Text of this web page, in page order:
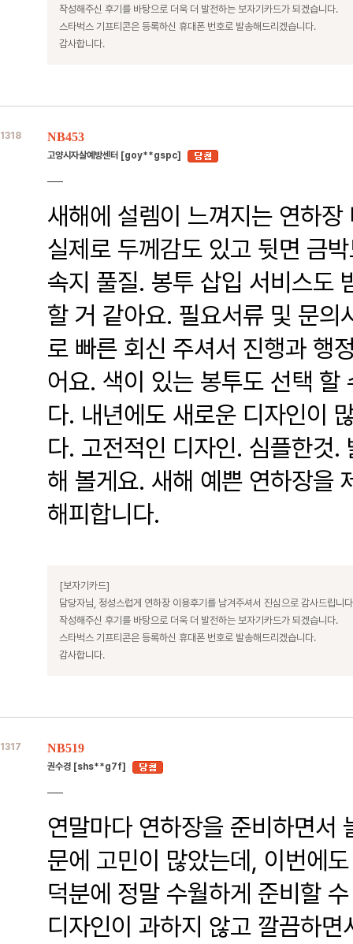
작성해주신 후기를 바탕으로 더욱 더 발전하는 보자기카드가 되겠습니다.
스타벅스 기프티콘은 등록하신 휴대폰 번호로 발송해드리겠습니다.
감사합니다.
1318 NB453
고양시자살예방센터 [goy**gspc]
새해에 설렘이 느껴지는 연하장
실제로 두께감도 있고 뒷면 금
속지 풀질. 봉투 삽입 서비스도
할 거 같아요. 필요서류 및 문의
로 빠른 회신 주셔서 진행과 행
어요. 색이 있는 봉투도 선택 할
다. 내년에도 새로운 디자인이
다. 고전적인 디자인. 심플한것.
해 볼게요. 새해 예쁜 연하장을
해피합니다.
[보자기카드]
담당자님, 정성스럽게 연하장 이용후기를 남겨주셔서 진심으로 감사드립니
작성해주신 후기를 바탕으로 더욱 더 발전하는 보자기카드가 되겠습니다.
스타벅스 기프티콘은 등록하신 휴대폰 번호로 발송해드리겠습니다.
감사합니다.
1317 NB519
권수경 [shs**g7f]
연말마다 연하장을 준비하면서
문에 고민이 많았는데, 이번에
덕분에 정말 수월하게 준비할
디자인이 과하지 않고 깔끔하면